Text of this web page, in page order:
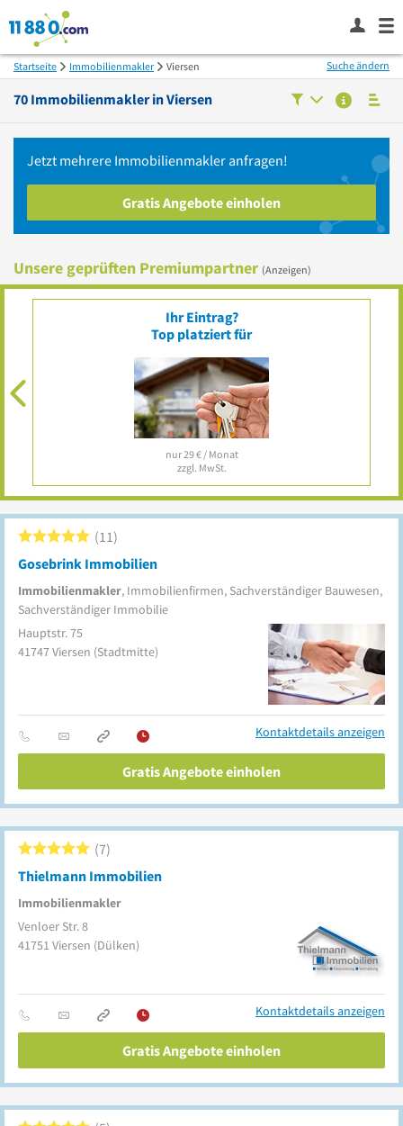
Startseite Immobilienmakler Viersen
70 Immobilienmakler inViersen
Suche ändern
Jetzt mehrere Immobilienmakler anfragen!
Gratis Angebote einholen
Unsere geprüften Premiumpartner (Anzeigen)
Ihr Eintrag?
Top platziert für
nur 29 € / Monat
zzgl. MwSt.
Gosebrink Immobilien
Immobilienmakler, Immobilienfirmen, Sachverständiger Bauwesen,
Sachverständiger Immobilie
11
Hauptstr. 75
41747Viersen (Stadtmitte)
Kontaktdetails anzeigen
Gratis Angebote einholen
Thielmann Immobilien
Immobilienmakler
7
Venloer Str. 8
41751 Viersen (Dülken)
Kontaktdetails anzeigen
Gratis Angebote einholen